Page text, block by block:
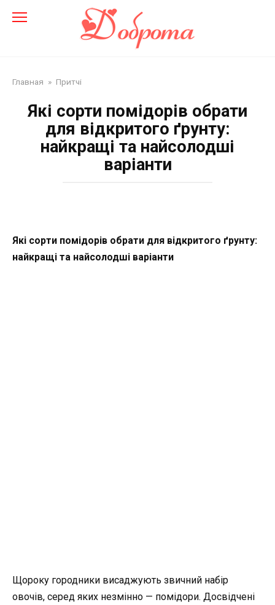
Главная » Притчі
Які сорти помідорів обрати
для відкритого ґрунту:
найкращі та найсолодші
варіанти
Які сорти помідорів обрати для відкритого ґрунту:
найкращі та найсолодші варіанти
Щороку городники висаджують звичний набір
овочів, серед яких незмінно — помідори. Досвідчені